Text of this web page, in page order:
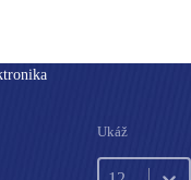
Ukáž
Ukáž